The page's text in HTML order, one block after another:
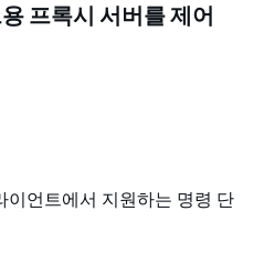
프록시 서버를 제어
언트에서 지원하는 명령 단